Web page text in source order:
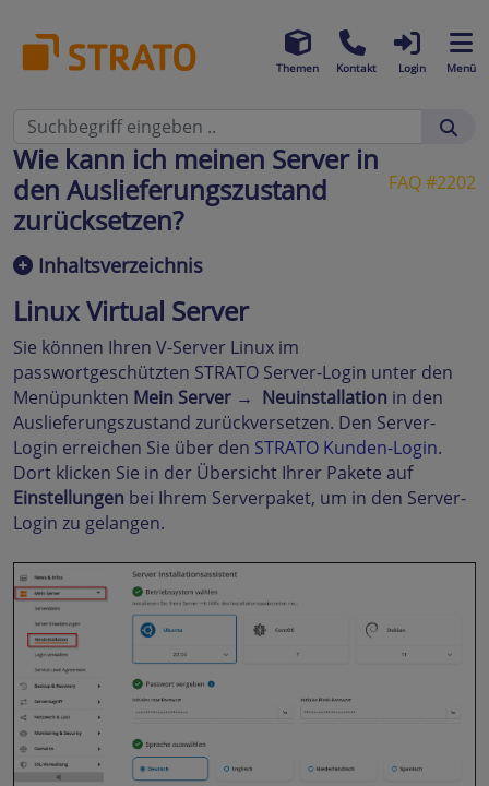
Themen Kontakt Login Menü
FAQ #2202
Wie kann ich meinen Server in
den Auslieferungszustand
zurücksetzen?
Inhaltsverzeichnis
Linux Virtual Server
Sie können Ihren V-Server Linux im
passwortgeschützten STRATO Server-Login unter den
Menüpunkten Mein Server → Neuinstallation in den
Auslieferungszustand zurückversetzen. Den Server-
Login erreichen Sie über den STRATO Kunden-Login.
Dort klicken Sie in der Übersicht Ihrer Pakete auf
Einstellungen bei Ihrem Serverpaket, um in den Server-
Login zu gelangen.